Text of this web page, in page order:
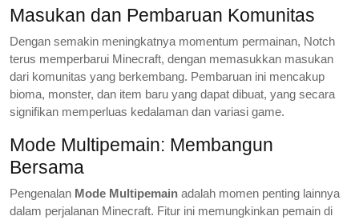
Masukan dan Pembaruan Komunitas
Dengan semakin meningkatnya momentum permainan, Notch
terus memperbarui Minecraft, dengan memasukkan masukan
dari komunitas yang berkembang. Pembaruan ini mencakup
bioma, monster, dan item baru yang dapat dibuat, yang secara
signifikan memperluas kedalaman dan variasi game.
Mode Multipemain: Membangun
Bersama
Pengenalan Mode Multipemain adalah momen penting lainnya
dalam perjalanan Minecraft. Fitur ini memungkinkan pemain di